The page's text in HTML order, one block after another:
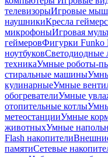
телевизорыИгровые
наушникиКресла
микрофоныИгровая
геймеровФигурки Funko
ноутбуковСветодиодные
техникаУмные роботы-
стиральные машины
кулинарныеУмные
обогревателиУмные
отопительные котлы
метеостанцииУмные
животныхУмные
Flash накопители
памятиСетевые